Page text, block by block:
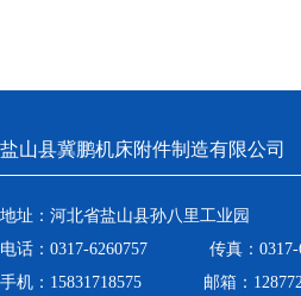
盐山县冀鹏机床附件制造有限公司
地址：河北省盐山县孙八里工业园
电话：0317-6260757 传真：0317-
手机：15831718575 邮箱：